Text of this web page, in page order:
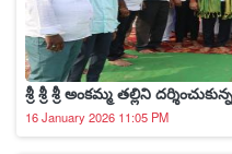
శ్రీ శ్రీ శ్రీ అంకమ్మ తల్లిని
16 January 2026 11:05 PM